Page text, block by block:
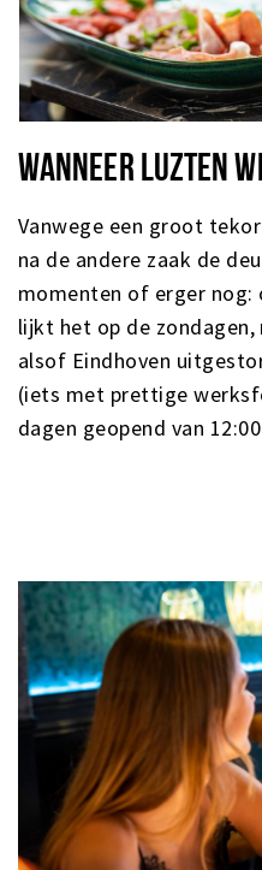
WANNEER LUZTEN
Vanwege een groot
na de andere zaak de
momenten of erger nog:
lijkt het op de zondagen,
alsof Eindhoven
(iets met prettige
dagen geopend van